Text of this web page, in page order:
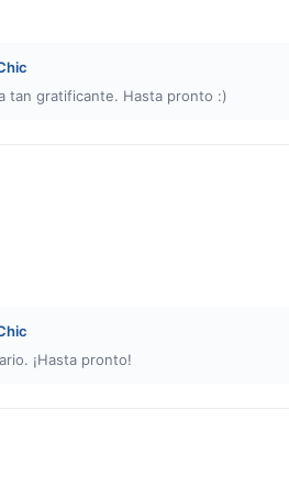
tan gratificante. Hasta pronto :)
¡Hasta pronto!